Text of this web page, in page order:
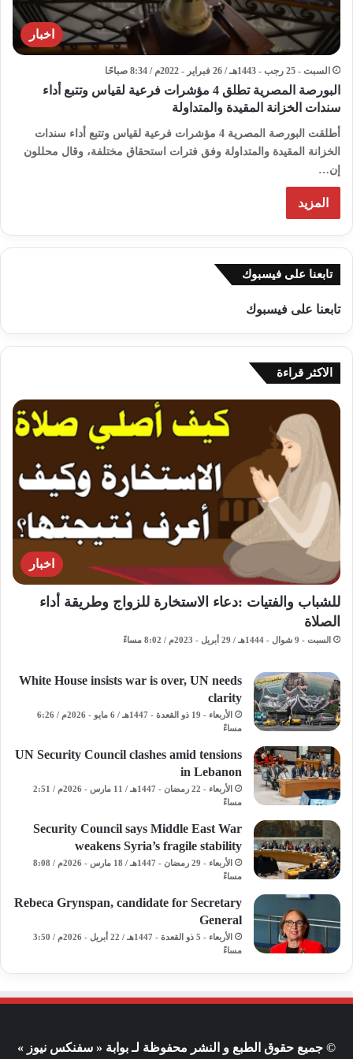
اخبار
السبت - 25 رجب - 1443هـ / 26 فبراير - 2022م / 8:34 صباحًا
البورصة المصرية تطلق 4 مؤشرات فرعية لقياس وتتبع أداء
سندات الخزانة المقيدة والمتداولة
أطلقت البورصة المصرية 4 مؤشرات فرعية لقياس وتتبع أداء سندات
الخزانة المقيدة والمتداولة وفق فترات استحقاق مختلفة، وقال محللون
إن…
المزيد
تابعنا على فيسبوك
تابعنا على فيسبوك
الاكثر قراءة
اخبار
للشباب والفتيات :دعاء الاستخارة للزواج وطريقة أداء
الصلاة
السبت - 9 شوال - 1444هـ / 29 أبريل - 2023م / 8:02 مساءً
White House insists war is over, UN needs
clarity
الأربعاء - 19 ذو القعدة - 1447هـ / 6 مايو - 2026م / 6:26
مساءً
UN Security Council clashes amid tensions
in Lebanon
الأربعاء - 22 رمضان - 1447هـ / 11 مارس - 2026م / 2:51
مساءً
Security Council says Middle East War
weakens Syria’s fragile stability
الأربعاء - 29 رمضان - 1447هـ / 18 مارس - 2026م / 8:08
مساءً
Rebeca Grynspan, candidate for Secretary
General
الأربعاء - 5 ذو القعدة - 1447هـ / 22 أبريل - 2026م / 3:50
مساءً
© جميع حقوق الطبع و النشر محفوظة لـ بوابة « سفنكس نيوز »